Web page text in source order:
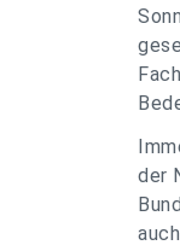
der